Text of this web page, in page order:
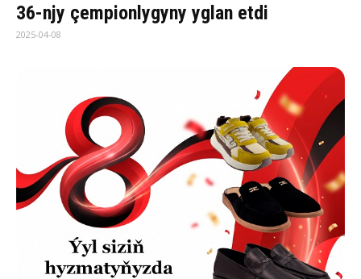
36-njy çempionlygyny yglan etdi
2025-04-08